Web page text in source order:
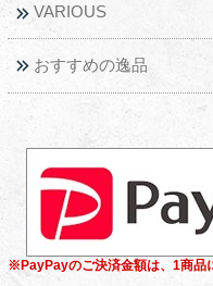
VARIOUS
おすすめの逸品
※PayPayのご決済金額は、1商品